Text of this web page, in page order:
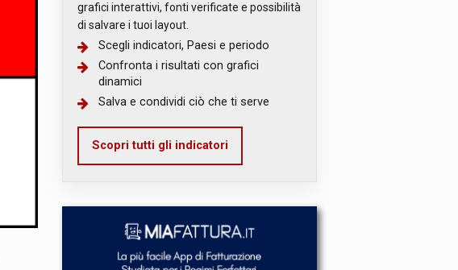
grafici interattivi, fonti verificate e possibilità
di salvare i tuoi layout.
Scegli indicatori, Paesi e periodo
Confronta i risultati con grafici
dinamici
Salva e condividi ciò che ti serve
Scopri tutti gli indicatori